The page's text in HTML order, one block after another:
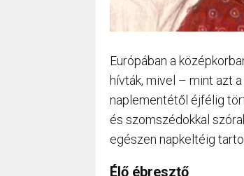
Európában a
hívták, mivel – mint azt
naplementétől éjfélig
és szomszédokkal
egészen napkeltéig
Élő ébresztő